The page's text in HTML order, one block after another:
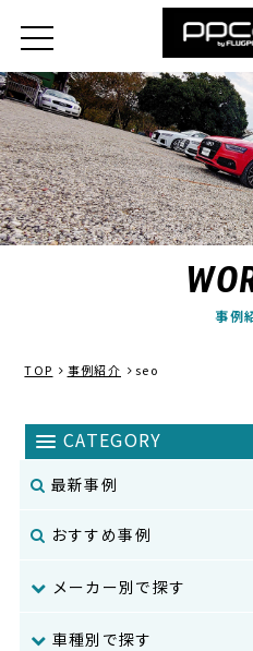
事例
TOP 事例紹介 seo
最新事例
おすすめ事例
メーカー別で探す
車種別で探す